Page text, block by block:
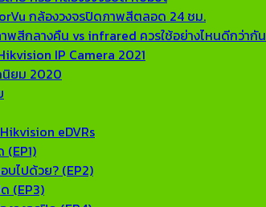
กล้องวงจรปิดภาพสีตลอด 24 ชม.
พสีกลางคืน vs infrared ควรใช้อย่างไหนดีกว่ากัน
IP Camera 2021
นิยม 2020
eDVRs
(EP1)
บไปด้วย? (EP2)
(EP3)